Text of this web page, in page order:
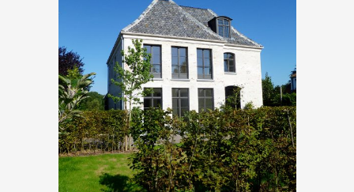
Tervuren – Karel van
lorreinenlaan
InNieuwbouw